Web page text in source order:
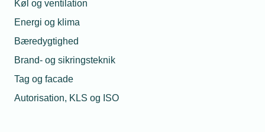
Køl og ventilation
Energi og klima
Bæredygtighed
Brand- og sikringsteknik
Tag og facade
Autorisation, KLS og ISO
27. januar 2022
Tilskudspulje fik sløj start på året
Der er kun ansøgt for 16 procent af de midler, der var i spil i
årets første ansøgningsrunde til Erhvervspuljen, hvilket er
markant lavere end den forrige runde.